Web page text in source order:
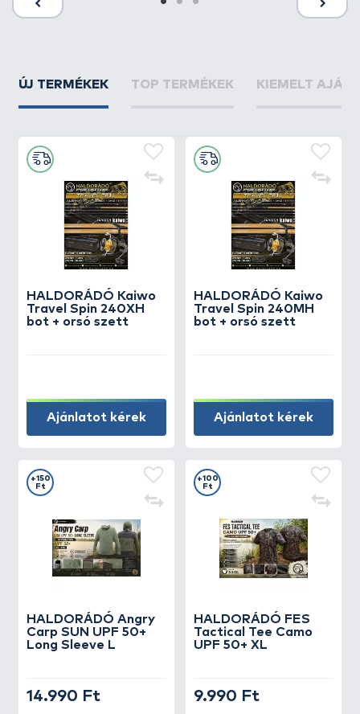
ÚJ TERMÉKEK TOP TERMÉKEK KIEMELT
HALDORÁDÓ Kaiwo
Travel Spin 240XH
bot + orsó szett
Ajánlatot kérek
HALDORÁDÓ Kaiwo
Travel Spin 240MH
bot + orsó szett
Ajánlatot kérek
HALDORÁDÓ Angry
Carp SUN UPF 50+
Long Sleeve L
+150
Ft
14.990 Ft
HALDORÁDÓ FES
Tactical Tee Camo
UPF 50+ XL
+100
Ft
9.990 Ft